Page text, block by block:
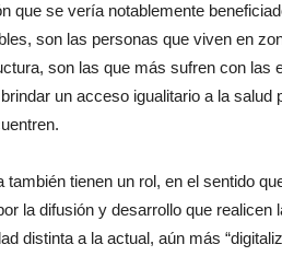
que se vería notablemente
son las personas que viven en
son las que más sufren con las
un acceso igualitario a la salud
también tienen un rol, en el sentido
la difusión y desarrollo que
distinta a la actual, aún más